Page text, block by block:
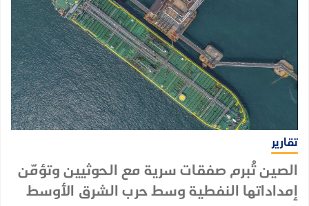
تقارير
الصين تُبرم صفقات سرية مع الحوثيين وتؤمّن
إمداداتها النفطية وسط حرب الشرق الأوسط